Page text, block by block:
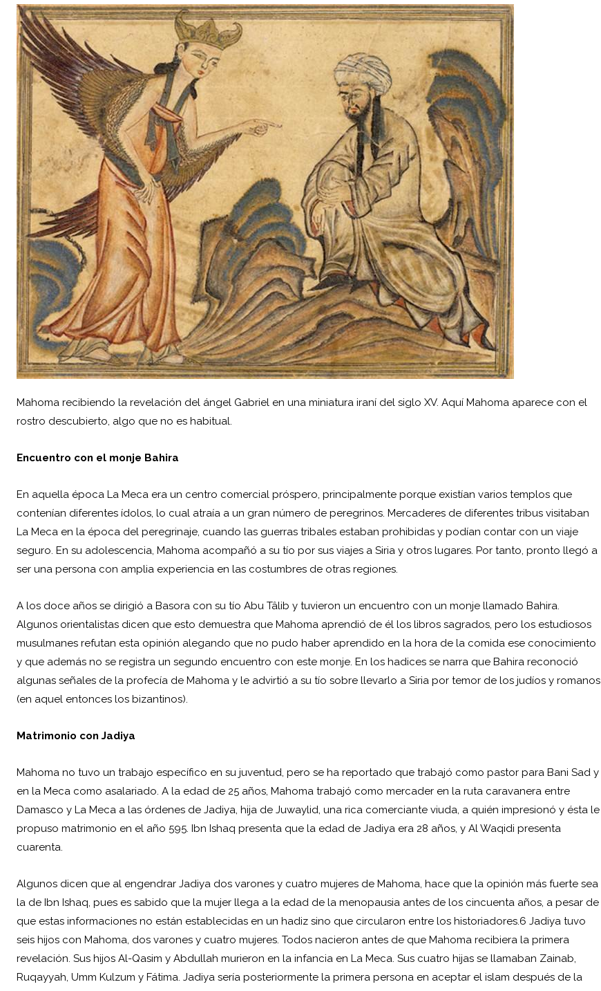
Mahoma recibiendo la revelación del ángel Gabriel en una miniatura iraní del siglo XV. Aquí Mahoma aparece con el
rostro descubierto, algo que no es habitual.
Encuentro con el monje Bahira
En aquella época La Meca era un centro comercial próspero, principalmente porque existían varios templos que
contenían diferentes ídolos, lo cual atraía a un gran número de peregrinos. Mercaderes de diferentes tribus visitaban
La Meca en la época del peregrinaje, cuando las guerras tribales estaban prohibidas y podían contar con un viaje
seguro. En su adolescencia, Mahoma acompañó a su tío por sus viajes a Siria y otros lugares. Por tanto, pronto llegó a
ser una persona con amplia experiencia en las costumbres de otras regiones.
A los doce años se dirigió a Basora con su tío Abu Tâlib y tuvieron un encuentro con un monje llamado Bahira.
Algunos orientalistas dicen que esto demuestra que Mahoma aprendió de él los libros sagrados, pero los estudiosos
musulmanes refutan esta opinión alegando que no pudo haber aprendido en la hora de la comida ese conocimiento
y que además no se registra un segundo encuentro con este monje. En los hadices se narra que Bahira reconoció
algunas señales de la profecía de Mahoma y le advirtió a su tío sobre llevarlo a Siria por temor de los judíos y romanos
(en aquel entonces los bizantinos).
Matrimonio con Jadiya
Mahoma no tuvo un trabajo específico en su juventud, pero se ha reportado que trabajó como pastor para Bani Sad y
en la Meca como asalariado. A la edad de 25 años, Mahoma trabajó como mercader en la ruta caravanera entre
Damasco y La Meca a las órdenes de Jadiya, hija de Juwaylid, una rica comerciante viuda, a quién impresionó y ésta le
propuso matrimonio en el año 595. Ibn Ishaq presenta que la edad de Jadiya era 28 años, y Al Waqidi presenta
cuarenta.
Algunos dicen que al engendrar Jadiya dos varones y cuatro mujeres de Mahoma, hace que la opinión más fuerte sea
la de Ibn Ishaq, pues es sabido que la mujer llega a la edad de la menopausia antes de los cincuenta años, a pesar de
que estas informaciones no están establecidas en un hadiz sino que circularon entre los historiadores.6 Jadiya tuvo
seis hijos con Mahoma, dos varones y cuatro mujeres. Todos nacieron antes de que Mahoma recibiera la primera
revelación. Sus hijos Al-Qasim y Abdullah murieron en la infancia en La Meca. Sus cuatro hijas se llamaban Zainab,
Ruqayyah, Umm Kulzum y Fátima. Jadiya sería posteriormente la primera persona en aceptar el islam después de la